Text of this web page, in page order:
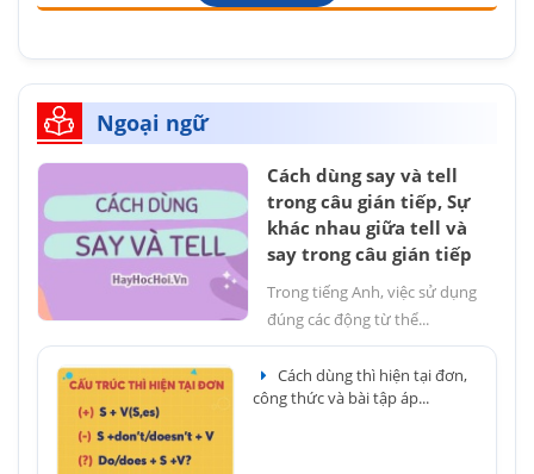
Ngoại ngữ
Cách dùng say và tell
trong câu gián tiếp, Sự
khác nhau giữa tell và
say trong câu gián tiếp
Trong tiếng Anh, việc sử dụng
đúng các động từ thể...
Cách dùng thì hiện tại đơn,
công thức và bài tập áp...